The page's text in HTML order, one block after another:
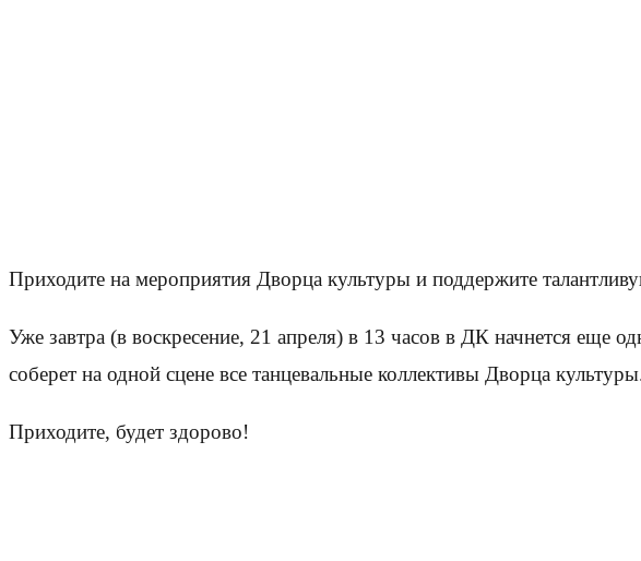
Приходите на мероприятия Дворца культуры и поддержите
Уже завтра (в воскресение, 21 апреля) в 13 часов в ДК начнется еще
соберет на одной сцене все танцевальные коллективы Дворца
Приходите, будет здорово!